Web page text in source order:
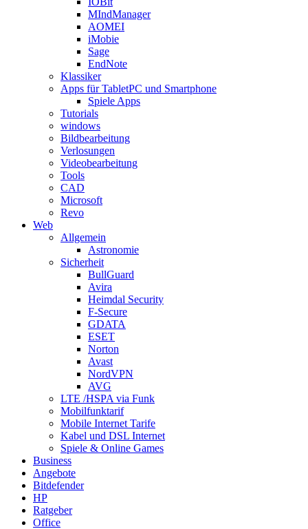
MIndManager
AOMEI
iMobie
Sage
EndNote
Klassiker
Apps für TabletPC und Smartphone
Spiele Apps
Tutorials
windows
Bildbearbeitung
Verlosungen
Videobearbeitung
Tools
CAD
Microsoft
Revo
Web
Allgemein
Astronomie
Sicherheit
BullGuard
Avira
Heimdal Security
F-Secure
GDATA
ESET
Norton
Avast
NordVPN
AVG
LTE /HSPA via Funk
Mobilfunktarif
Mobile Internet Tarife
Kabel und DSL Internet
Spiele & Online Games
Business
Angebote
Bitdefender
HP
Ratgeber
Office